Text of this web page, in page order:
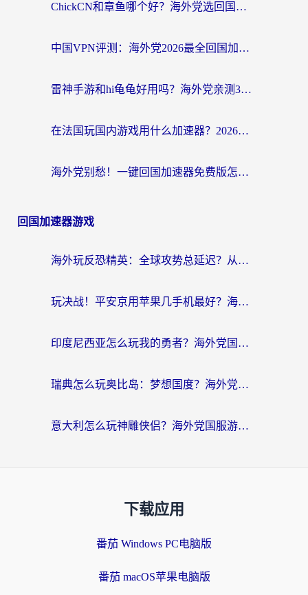
ChickCN和章鱼哪个好？海外党选回国加速器的3个关键维度 + 实用避坑指南
中国VPN评测：海外党2026最全回国加速器选择指南，告别地区限制不踩坑
雷神手游和hi龟龟好用吗？海外党亲测3款回国加速器，教你选对国外到国内加速器
在法国玩国内游戏用什么加速器？2026实测解决延迟卡顿的实用指南
海外党别愁！一键回国加速器免费版怎么选？从踩坑到流畅访问的全攻略
回国加速器游戏
海外玩反恐精英：全球攻势总延迟？从瑞典玩神武4到外国玩黎明觉醒，选对加速器才是关键！
玩决战！平安京用苹果几手机最好？海外党必看的设备+加速器双攻略
印度尼西亚怎么玩我的勇者？海外党国服游戏加速避坑指南（附实况五行师解决方案）
瑞典怎么玩奥比岛：梦想国度？海外党亲测有效的国服游戏加速全攻略
意大利怎么玩神雕侠侣？海外党国服游戏加速终极指南（附欧洲玩王者王国保卫战4不卡技巧）
下载应用
番茄 Windows PC电脑版
番茄 macOS苹果电脑版